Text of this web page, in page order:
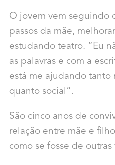
O jovem vem seguindo
passos da mãe,
estudando teatro. “Eu
as palavras e com a
está me ajudando tanto
quanto social”.
São cinco anos de
relação entre mãe e
como se fosse de outras